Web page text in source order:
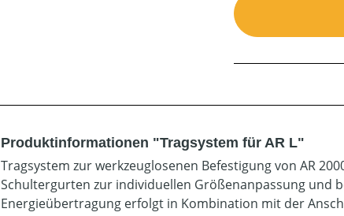
Produktinformationen "Tragsystem für AR L"
Tragsystem zur werkzeuglosenen Befestigung von AR
Schultergurten zur individuellen Größenanpassung und
Energieübertragung erfolgt in Kombination mit der